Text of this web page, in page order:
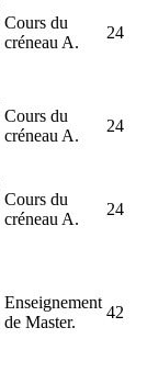
Cours du
créneau A.
24
Cours du
créneau A.
24
Cours du
créneau A.
24
Enseignement
de Master.
42